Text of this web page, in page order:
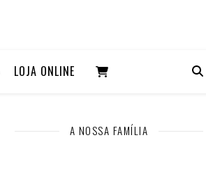
LOJA ONLINE
A NOSSA FAMÍLIA